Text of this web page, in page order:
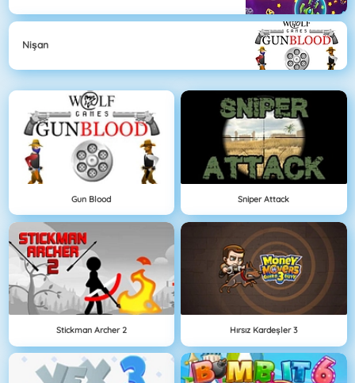
Nişan
Gun Blood Sniper Attack
Stickman Archer 2 Hırsız Kardeşler 3